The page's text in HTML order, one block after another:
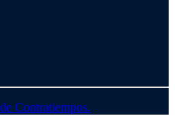
Contratiempos.